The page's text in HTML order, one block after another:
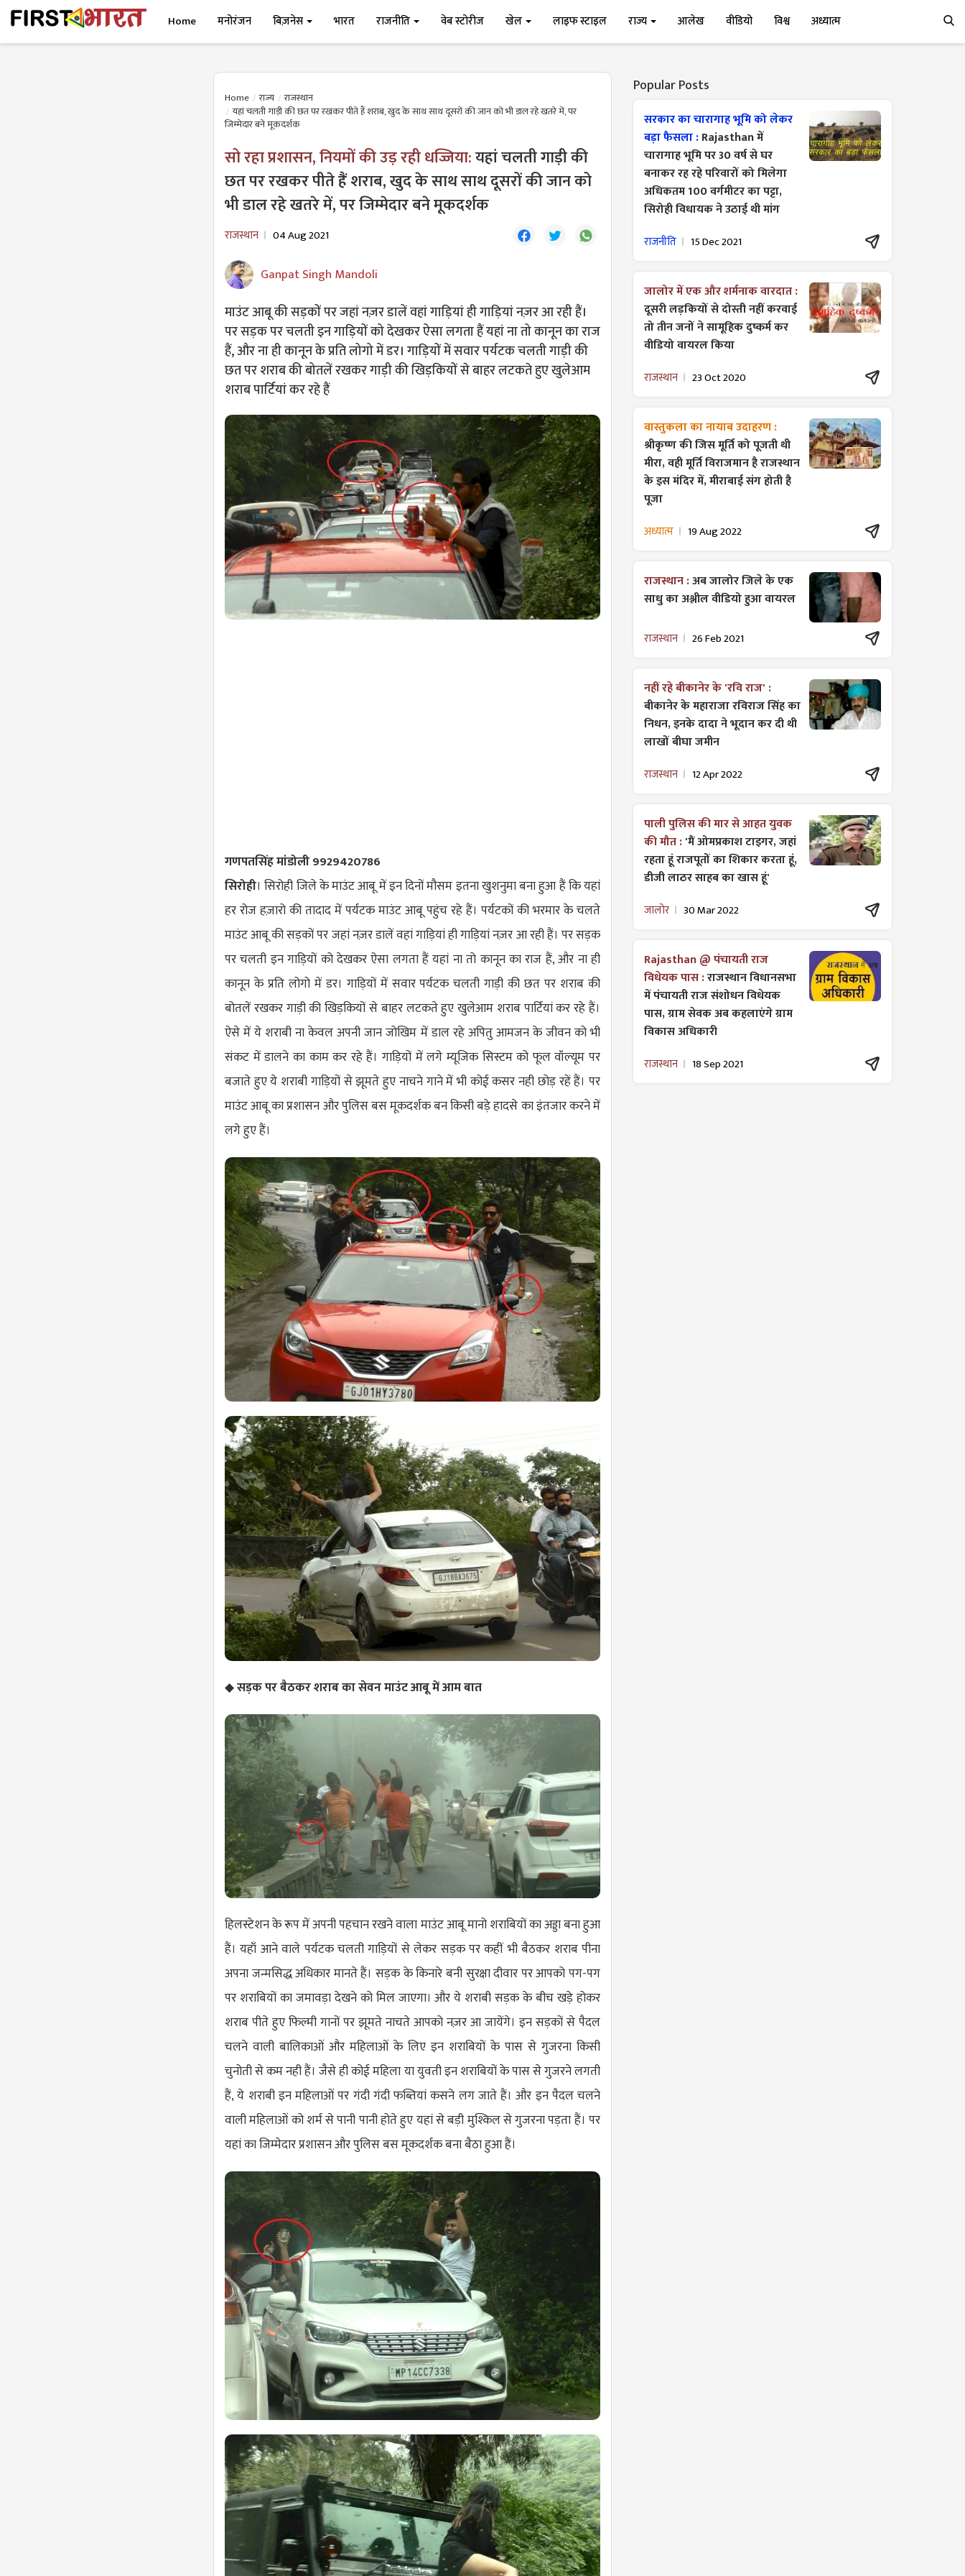
Home मनोरंजन बिज़नेस भारत राजनीति वेब स्टोरीज खेल लाइफ स्टाइल राज्य आलेख वीडियो विश्व अध्यात्म
Home राज्य
राजस्थान
यहां चलती गाड़ी की छत पर रखकर पीते हैं शराब, खुद के साथ साथ दूसरों की जान को भी डाल रहे खतरे में, पर
जिम्मेदार बने मूकदर्शक
सो रहा प्रशासन, नियमों की उड़ रही धज्जिया:यहां चलती गाड़ी की
छत पर रखकर पीते हैं शराब, खुद के साथ साथ दूसरों की जान को
भी डाल रहे खतरे में, पर जिम्मेदार बने मूकदर्शक
राजस्थान 04 Aug 2021
Ganpat Singh Mandoli
माउंट आबू की सड़कों पर जहां नज़र डालें वहां गाड़ियां ही गाड़ियां नज़र आ रही हैं।
पर सड़क पर चलती इन गाड़ियों को देखकर ऐसा लगता हैं यहां ना तो कानून का राज
हैं, और ना ही कानून के प्रति लोगो में डर। गाड़ियों में सवार पर्यटक चलती गाड़ी की
छत पर शराब की बोतलें रखकर गाड़ी की खिड़कियों से बाहर लटकते हुए खुलेआम
शराब पार्टियां कर रहे हैं
गणपतसिंह मांडोली 9929420786
सिरोही। सिरोही जिले के माउंट आबू में इन दिनों मौसम इतना खुशनुमा बना हुआ हैं कि यहां
हर रोज हज़ारो की तादाद में पर्यटक माउंट आबू पहुंच रहे हैं। पर्यटकों की भरमार के चलते
माउंट आबू की सड़कों पर जहां नज़र डालें वहां गाड़ियां ही गाड़ियां नज़र आ रही हैं। पर सड़क
पर चलती इन गाड़ियों को देखकर ऐसा लगता हैं यहां ना तो कानून का राज हैं, और ना ही
कानून के प्रति लोगो में डर। गाड़ियों में सवार पर्यटक चलती गाड़ी की छत पर शराब की
बोतलें रखकर गाड़ी की खिड़कियों से बाहर लटकते हुए खुलेआम शराब पार्टियां कर रहे हैं।
ऐसे में ये शराबी ना केवल अपनी जान जोखिम में डाल रहे अपितु आमजन के जीवन को भी
संकट में डालने का काम कर रहे हैं। गाड़ियों में लगे म्यूजिक सिस्टम को फूल वॉल्यूम पर
बजाते हुए ये शराबी गाड़ियों से झूमते हुए नाचने गाने में भी कोई कसर नही छोड़ रहें हैं। पर
माउंट आबू का प्रशासन और पुलिस बस मूकदर्शक बन किसी बड़े हादसे का इंतजार करने में
लगे हुए हैं।
◆सड़क पर बैठकर शराब का सेवन माउंट आबू में आम बात
हिलस्टेशन के रूप में अपनी पहचान रखने वाला माउंट आबू मानो शराबियों का अड्डा बना हुआ
हैं। यहाँ आने वाले पर्यटक चलती गाड़ियों से लेकर सड़क पर कहीं भी बैठकर शराब पीना
अपना जन्मसिद्ध अधिकार मानते हैं। सड़क के किनारे बनी सुरक्षा दीवार पर आपको पग-पग
पर शराबियों का जमावड़ा देखने को मिल जाएगा। और ये शराबी सड़क के बीच खड़े होकर
शराब पीते हुए फिल्मी गानों पर झूमते नाचते आपको नज़र आ जायेंगे। इन सड़कों से पैदल
चलने वाली बालिकाओं और महिलाओं के लिए इन शराबियों के पास से गुजरना किसी
चुनोती से कम नही हैं। जैसे ही कोई महिला या युवती इन शराबियों के पास से गुजरने लगती
हैं, ये शराबी इन महिलाओं पर गंदी गंदी फब्तियां कसने लग जाते हैं। और इन पैदल चलने
वाली महिलाओं को शर्म से पानी पानी होते हुए यहां से बड़ी मुश्किल से गुजरना पड़ता हैं। पर
यहां का जिम्मेदार प्रशासन और पुलिस बस मूकदर्शक बना बैठा हुआ हैं।
Popular Posts
सरकार का चारागाह भूमि को लेकर
बड़ा फैसला :Rajasthan में
चारागाह भूमि पर 30 वर्ष से घर
बनाकर रह रहे परिवारों को मिलेगा
अधिकतम 100 वर्गमीटर का पट्टा,
सिरोही विधायक ने उठाई थी मांग
राजनीति 15 Dec 2021
जालोर में एक और शर्मनाक वारदात :
दूसरी लड़कियों से दोस्ती नहीं करवाई
तो तीन जनों ने सामूहिक दुष्कर्म कर
वीडियो वायरल किया
राजस्थान 23 Oct 2020
वास्तुकला का नायाब उदाहरण :
श्रीकृष्ण की जिस मूर्ति को पूजती थी
मीरा, वही मूर्ति विराजमान है राजस्थान
के इस मंदिर में, मीराबाई संग होती है
पूजा
अध्यात्म 19 Aug 2022
राजस्थान :अब जालोर जिले के एक
साधु का अश्लील वीडियो हुआ वायरल
राजस्थान 26 Feb 2021
नहीं रहे बीकानेर के 'रवि राज' :
बीकानेर के महाराजा रविराज सिंह का
निधन, इनके दादा ने भूदान कर दी थी
लाखों बीघा जमीन
राजस्थान 12 Apr 2022
पाली पुलिस की मार से आहत युवक
की मौत :'मैं ओमप्रकाश टाइगर, जहां
रहता हूं राजपूतों का शिकार करता हूं,
डीजी लाठर साहब का खास हूं'
जालोर 30 Mar 2022
Rajasthan @ पंचायती राज
विधेयक पास :राजस्थान विधानसभा
में पंचायती राज ​संशोधन विधेयक
पास, ग्राम सेवक अब कहलाएंगे ग्राम
विकास अधिकारी
राजस्थान 18 Sep 2021